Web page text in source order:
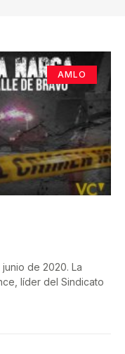
AMLO
de 2020. La
líder del Sindicato